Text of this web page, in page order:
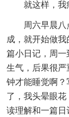
就这样，我
周六早晨
成，就开始做
篇小日记，周
生气，后果很
钟才能睡觉啊
了，我头晕眼
读理解和一篇日